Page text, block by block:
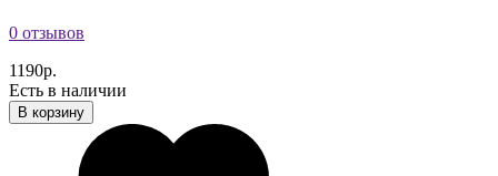
0 отзывов
1190р.
Есть в наличии
В корзину